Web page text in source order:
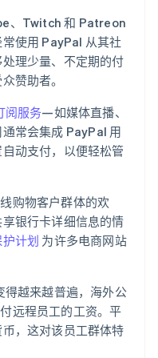
、Twitch 和 Patreon
使用 PayPal 从其社
理少量、不定期的付
赞助者。
阅服务—如媒体直播、
常会集成 PayPal 用
动支付，以便轻松管
购物客户群体的欢
银行卡详细信息的情
计划 为许多电商网站
得越来越普遍，海外公
远程员工的工资。平
，这对该员工群体特